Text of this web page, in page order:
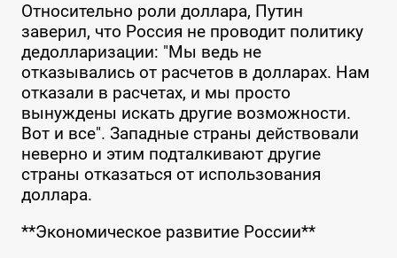
Относительно роли доллара, Путин
заверил, что Россия не проводит политику
дедолларизации: "Мы ведь не
отказывались от расчетов в долларах. Нам
отказали в расчетах, и мы просто
вынуждены искать другие возможности.
Вот и все". Западные страны действовали
неверно и этим подталкивают другие
страны отказаться от использования
доллара.
**Экономическое развитие России**